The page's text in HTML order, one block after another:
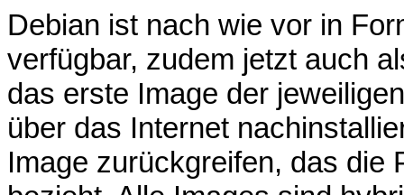
Debian ist nach wie vor in
verfügbar, zudem jetzt auch
das erste Image der
über das Internet
Image zurückgreifen, das die